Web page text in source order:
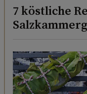
7 köstliche